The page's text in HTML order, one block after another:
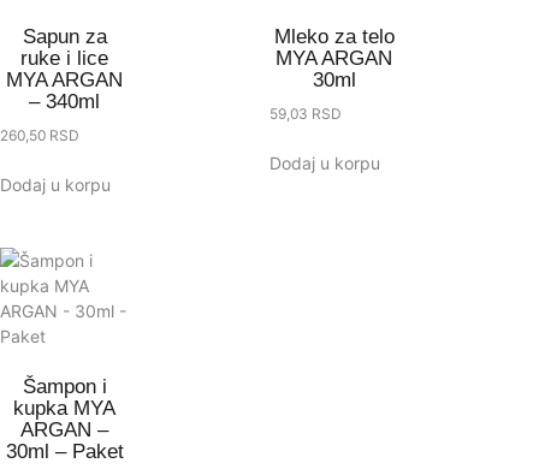
Sapun za
ruke i lice
MYA ARGAN
– 340ml
260,50 RSD
Dodaj u korpu
Mleko za telo
MYA ARGAN
30ml
59,03 RSD
Dodaj u korpu
Šampon i
kupka MYA
ARGAN –
30ml – Paket